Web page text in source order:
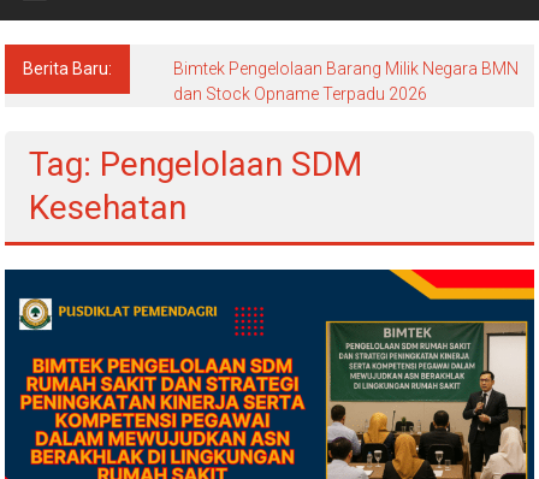
Diklat
Terbaru
Dan
Berita Baru:
Bimtek Pengelolaan Barang Milik Negara BMN
dan Stock Opname Terpadu 2026
Tag: Pengelolaan SDM
Kesehatan